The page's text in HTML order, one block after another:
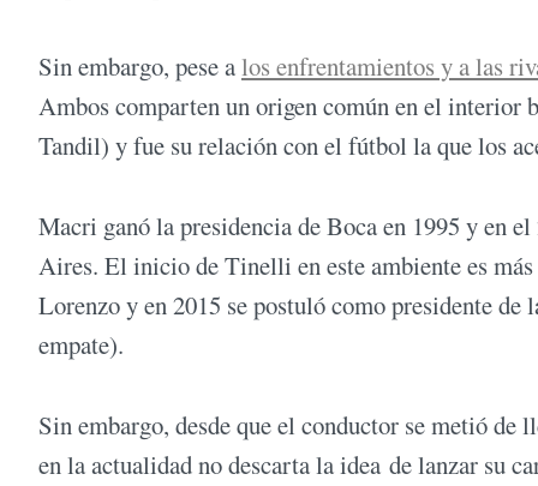
Sin embargo, pese alos enfrentamientos y a las
Ambos comparten un origen común en el interior
Tandil) y fue su relación con el fútbol la que los
Macri ganó la presidencia de Boca en 1995 y en
Aires. El inicio de Tinelli en este ambiente es
Lorenzo y en 2015 se postuló como presidente
empate).
Sin embargo, desde que el conductor se metió
en la actualidad no descarta la idea de lanzar su